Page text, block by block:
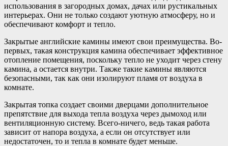
использования в загородных домах, дачах или рустикальных
интерьерах. Они не только создают уютную атмосферу, но и
обеспечивают комфорт и тепло.
Закрытые английские камины имеют свои преимущества. Во-
первых, такая конструкция камина обеспечивает эффективное
отопление помещения, поскольку тепло не уходит через стену
камина, а остается внутри. Также такие камины являются
безопасными, так как они изолируют пламя от воздуха в
комнате.
Закрытая топка создает своими дверцами дополнительное
препятствие для выхода тепла воздуха через дымоход или
вентиляционную систему. Всего-ничего, ведь такая работа
зависит от напора воздуха, а если он отсутствует или
недостаточен, то и тепла в комнате будет меньше.